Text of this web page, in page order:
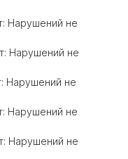
Нарушений не
Нарушений не
Нарушений не
Нарушений не
Нарушений не